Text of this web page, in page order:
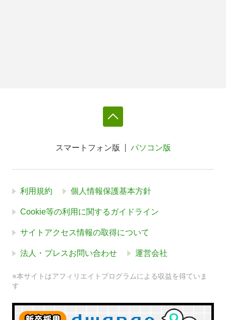
スマートフォン版 パソコン版
利用規約 個人情報保護基本方針
Cookie等の利用に関するガイドライン
サイトアクセス情報の取得について
法人・プレスお問い合わせ 運営会社
※本サイトはアフィリエイトプログラムによる収益を得ていま
す